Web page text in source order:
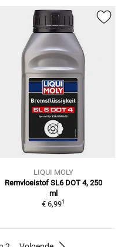
LIQUI MOLY
Remvloeistof SL6 DOT 4, 250
ml
€ 6,991